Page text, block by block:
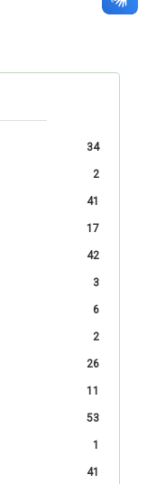
34
2
41
17
42
3
6
2
26
11
53
1
41